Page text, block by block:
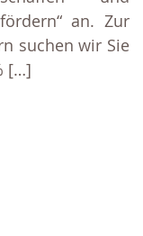
an. Zur
suchen wir Sie
[…]